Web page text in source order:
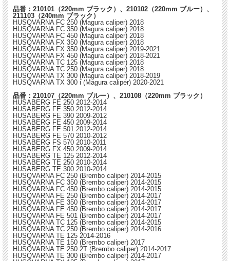
品番：210101（220mm ブラック）、210102（220mm ブルー）、
211103（240mm ブラック）
HUSQVARNA FC 250 (Magura caliper) 2018
HUSQVARNA FC 350 (Magura caliper) 2018
HUSQVARNA FC 450 (Magura caliper) 2018
HUSQVARNA FX 350 (Magura caliper) 2018
HUSQVARNA FX 350 (Magura caliper) 2019-2021
HUSQVARNA FX 450 (Magura caliper) 2018-2021
HUSQVARNA TC 125 (Magura caliper) 2018
HUSQVARNA TC 250 (Magura caliper) 2018
HUSQVARNA TX 300 (Magura caliper) 2018-2019
HUSQVARNA TX 300 i (Magura caliper) 2020-2021
品番：210107（220mm ブルー）、210108（220mm ブラック）
HUSABERG FE 250 2012-2014
HUSABERG FE 350 2012-2014
HUSABERG FE 390 2009-2012
HUSABERG FE 450 2009-2014
HUSABERG FE 501 2012-2014
HUSABERG FE 570 2010-2012
HUSABERG FS 570 2010-2011
HUSABERG FX 450 2009-2014
HUSABERG TE 125 2012-2014
HUSABERG TE 250 2010-2014
HUSABERG TE 300 2010-2014
HUSQVARNA FC 250 (Brembo caliper) 2014-2015
HUSQVARNA FC 350 (Brembo caliper) 2014-2015
HUSQVARNA FC 450 (Brembo caliper) 2014-2015
HUSQVARNA FE 250 (Brembo caliper) 2014-2017
HUSQVARNA FE 350 (Brembo caliper) 2014-2017
HUSQVARNA FE 450 (Brembo caliper) 2014-2017
HUSQVARNA FE 501 (Brembo caliper) 2014-2017
HUSQVARNA TC 125 (Brembo caliper) 2014-2015
HUSQVARNA TC 250 (Brembo caliper) 2014-2016
HUSQVARNA TE 125 2014-2016
HUSQVARNA TE 150 (Brembo caliper) 2017
HUSQVARNA TE 250 2T (Brembo caliper) 2014-2017
HUSQVARNA TE 300 (Brembo caliper) 2014-2017